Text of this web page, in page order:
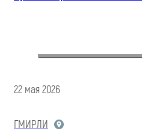
22 мая 2026
ГМИРЛИ